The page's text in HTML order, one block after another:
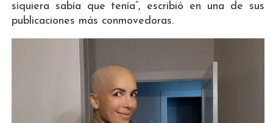
siquiera sabía que tenía”, escribió en una de sus
publicaciones más conmovedoras.